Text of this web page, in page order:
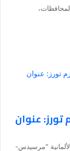
عنوان
"مرسيدس-